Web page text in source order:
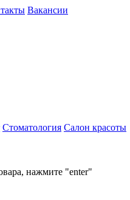
Вакансии
Стоматология Салон красоты
нажмите "enter"